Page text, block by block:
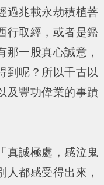
過兆載永劫積植菩
行取經，或者是鑑
那一股真心誠意，
到呢？所以千古以
及豐功偉業的事蹟
真誠極處，感泣鬼
人都感受得出來，